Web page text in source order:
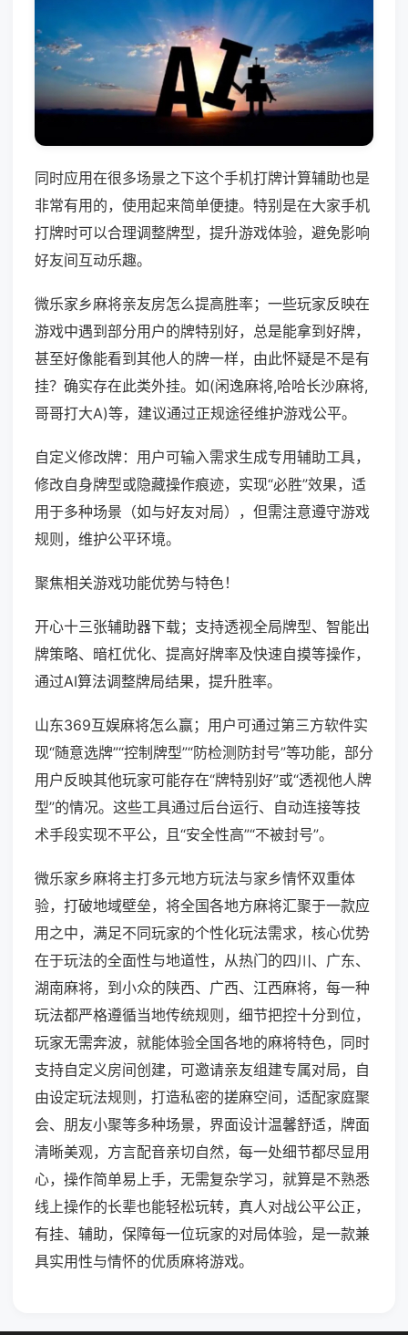
同时应用在很多场景之下这个手机打牌计算辅助也是
非常有用的，使用起来简单便捷。特别是在大家手机
打牌时可以合理调整牌型，提升游戏体验，避免影响
好友间互动乐趣。
微乐家乡麻将亲友房怎么提高胜率；一些玩家反映在
游戏中遇到部分用户的牌特别好，总是能拿到好牌，
甚至好像能看到其他人的牌一样，由此怀疑是不是有
挂？确实存在此类外挂。如(闲逸麻将,哈哈长沙麻将,
哥哥打大A)等，建议通过正规途径维护游戏公平。
自定义修改牌：用户可输入需求生成专用辅助工具，
修改自身牌型或隐藏操作痕迹，实现“必胜”效果，适
用于多种场景（如与好友对局），但需注意遵守游戏
规则，维护公平环境。
聚焦相关游戏功能优势与特色！
开心十三张辅助器下载；支持透视全局牌型、智能出
牌策略、暗杠优化、提高好牌率及快速自摸等操作，
通过AI算法调整牌局结果，提升胜率。
山东369互娱麻将怎么赢；用户可通过第三方软件实
现“随意选牌”“控制牌型”“防检测防封号”等功能，部分
用户反映其他玩家可能存在“牌特别好”或“透视他人牌
型”的情况。这些工具通过后台运行、自动连接等技
术手段实现不平公，且“安全性高”“不被封号”。
微乐家乡麻将主打多元地方玩法与家乡情怀双重体
验，打破地域壁垒，将全国各地方麻将汇聚于一款应
用之中，满足不同玩家的个性化玩法需求，核心优势
在于玩法的全面性与地道性，从热门的四川、广东、
湖南麻将，到小众的陕西、广西、江西麻将，每一种
玩法都严格遵循当地传统规则，细节把控十分到位，
玩家无需奔波，就能体验全国各地的麻将特色，同时
支持自定义房间创建，可邀请亲友组建专属对局，自
由设定玩法规则，打造私密的搓麻空间，适配家庭聚
会、朋友小聚等多种场景，界面设计温馨舒适，牌面
清晰美观，方言配音亲切自然，每一处细节都尽显用
心，操作简单易上手，无需复杂学习，就算是不熟悉
线上操作的长辈也能轻松玩转，真人对战公平公正，
有挂、辅助，保障每一位玩家的对局体验，是一款兼
具实用性与情怀的优质麻将游戏。